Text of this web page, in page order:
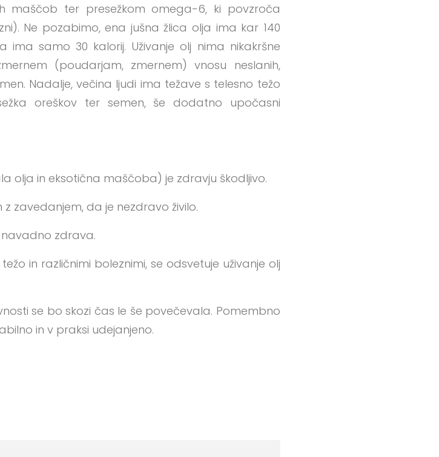
maščob ter presežkom omega-6, ki povzroča
Ne pozabimo, ena jušna žlica olja ima kar 140
ima samo 30 kalorij. Uživanje olj nima nikakršne
(poudarjam, zmernem) vnosu neslanih,
Nadalje, večina ljudi ima težave s telesno težo
oreškov ter semen, še dodatno upočasni
olja in eksotična maščoba) je zdravju škodljivo.
zavedanjem, da je nezdravo živilo.
navadno zdrava.
in različnimi boleznimi, se odsvetuje uživanje olj
se bo skozi čas le še povečevala. Pomembno
in v praksi udejanjeno.